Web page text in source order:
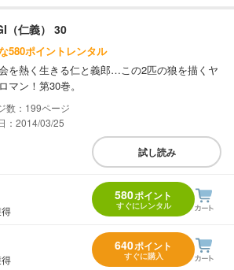
（仁義） 30
580ポイントレンタル
を熱く生きる仁と義郎…この2匹の狼を描くヤ
マン！第30巻。
199
：2014/03/25
試し読み
580ポイント
すぐにレンタル
640ポイント
すぐに購入